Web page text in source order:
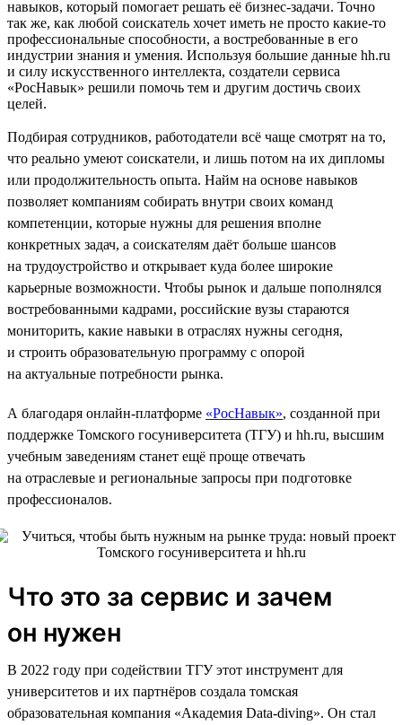
навыков, который помогает решать её бизнес-задачи. Точно
так же, как любой соискатель хочет иметь не просто какие-то
профессиональные способности, а востребованные в его
индустрии знания и умения. Используя большие данные hh.ru
и силу искусственного интеллекта, создатели сервиса
«РосНавык» решили помочь тем и другим достичь своих
целей.
Подбирая сотрудников, работодатели всё чаще смотрят на то,
что реально умеют соискатели, и лишь потом на их дипломы
или продолжительность опыта. Найм на основе навыков
позволяет компаниям собирать внутри своих команд
компетенции, которые нужны для решения вполне
конкретных задач, а соискателям даёт больше шансов
на трудоустройство и открывает куда более широкие
карьерные возможности. Чтобы рынок и дальше пополнялся
востребованными кадрами, российские вузы стараются
мониторить, какие навыки в отраслях нужны сегодня,
и строить образовательную программу с опорой
на актуальные потребности рынка.
А благодаря онлайн-платформе «РосНавык», созданной при
поддержке Томского госуниверситета (ТГУ) и hh.ru, высшим
учебным заведениям станет ещё проще отвечать
на отраслевые и региональные запросы при подготовке
профессионалов.
Что это за сервис и зачем
он нужен
В 2022 году при содействии ТГУ этот инструмент для
университетов и их партнёров создала томская
образовательная компания «Академия Data-diving». Он стал